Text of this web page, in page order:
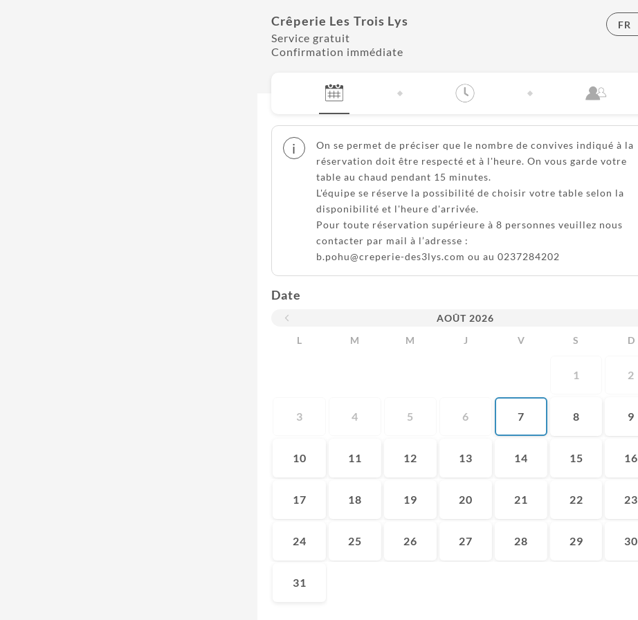
Crêperie Les Trois Lys
Service gratuit
Confirmation immédiate
FR
i
On se permet de préciser que le nombre de convives indiqué à la
réservation doit être respecté et à l'heure. On vous garde votre
table au chaud pendant 15 minutes.
L'équipe se réserve la possibilité de choisir votre table selon la
disponibilité et l'heure d'arrivée.
Pour toute réservation supérieure à 8 personnes veuillez nous
contacter par mail à l’adresse :
b.pohu@creperie-des3lys.com ou au 0237284202
Date
AOÛT 2026
L
M M J V S D
1 2
3 4 5 6 7 8 9
10 11 12 13 14 15 16
17 18 19 20 21 22 23
24 25 26 27 28 29 30
31